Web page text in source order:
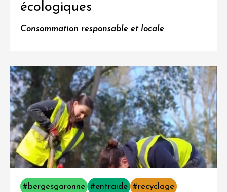
écologiques
Consommation responsable et locale
#bergesgaronne #entraide #recyclage